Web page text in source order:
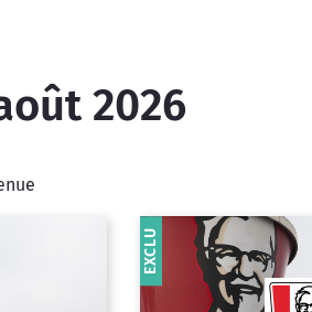
2026
EXCLU